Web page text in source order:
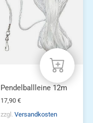
Pendelballleine 12m
17,90 €
zzgl. Versandkosten